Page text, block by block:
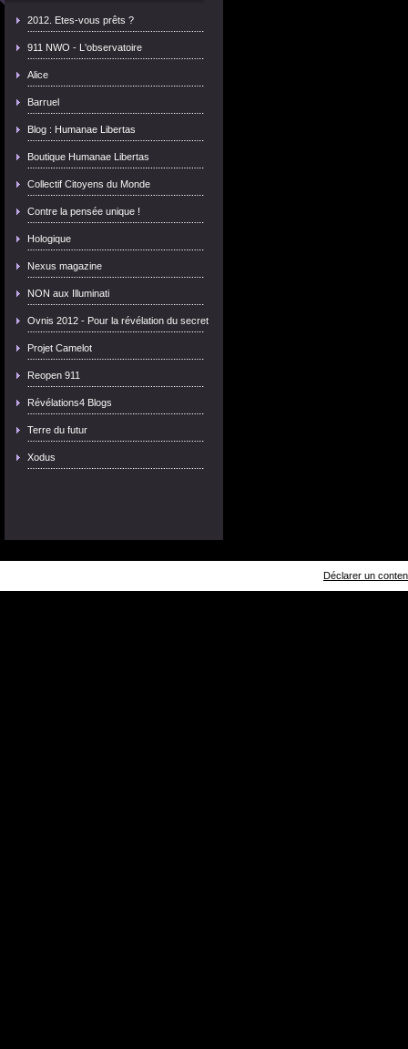
2012. Etes-vous prêts ?
911 NWO - L'observatoire
Alice
Barruel
Blog : Humanae Libertas
Boutique Humanae Libertas
Collectif Citoyens du Monde
Contre la pensée unique !
Hologique
Nexus magazine
NON aux Illuminati
Ovnis 2012 - Pour la révélation du secret
Projet Camelot
Reopen 911
Révélations4 Blogs
Terre du futur
Xodus
Déclarer un